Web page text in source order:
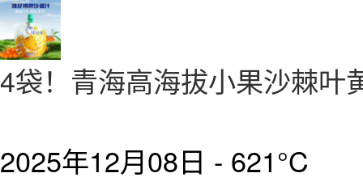
4袋！青海高海拔小果沙棘叶
2025年12月08日 - 621°C